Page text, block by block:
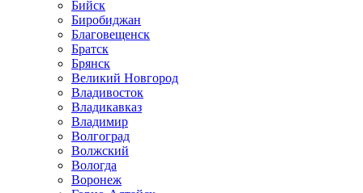
Бийск
Биробиджан
Благовещенск
Братск
Брянск
Великий Новгород
Владивосток
Владикавказ
Владимир
Волгоград
Волжский
Вологда
Воронеж